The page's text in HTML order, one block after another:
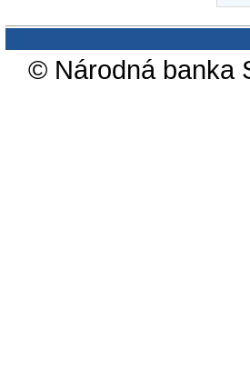
© Národná banka